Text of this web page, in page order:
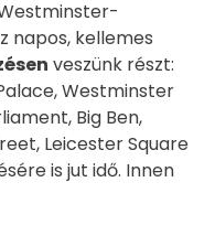
napos, kellemes
veszünk részt:
Westminster
Big Ben,
Leicester Square
is jut idő. Innen